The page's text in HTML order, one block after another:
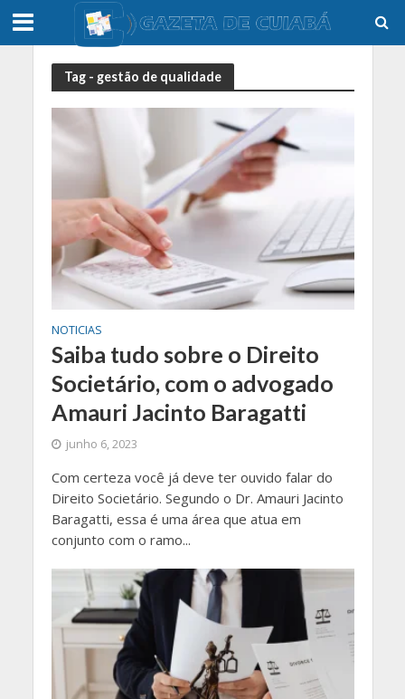
Tag - gestão de qualidade
NOTICIAS
Saiba tudo sobre o Direito
Societário, com o advogado
Amauri Jacinto Baragatti
junho 6, 2023
Com certeza você já deve ter ouvido falar do
Direito Societário. Segundo o Dr. Amauri Jacinto
Baragatti, essa é uma área que atua em
conjunto com o ramo...